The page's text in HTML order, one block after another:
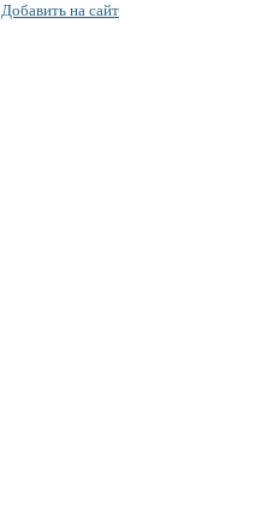
Добавить на сайт